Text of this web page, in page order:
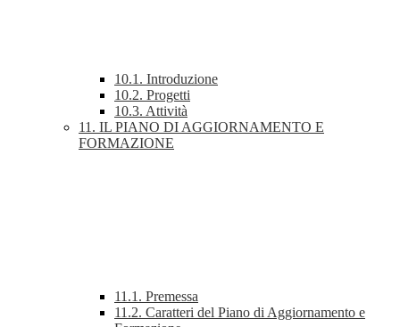
10.1. Introduzione
10.2. Progetti
10.3. Attività
11. IL PIANO DI AGGIORNAMENTO E
FORMAZIONE
11.1. Premessa
11.2. Caratteri del Piano di Aggiornamento e